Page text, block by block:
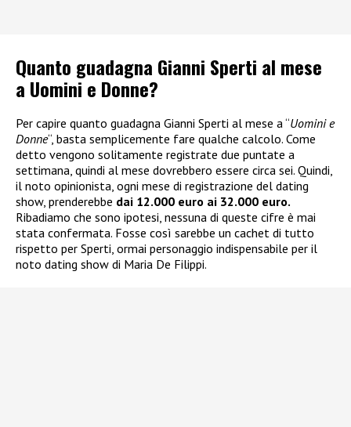
Quanto guadagna Gianni Sperti al mese
a Uomini e Donne?
Per capire quanto guadagna Gianni Sperti al mese a “Uomini e
Donne“, basta semplicemente fare qualche calcolo. Come
detto vengono solitamente registrate due puntate a
settimana, quindi al mese dovrebbero essere circa sei. Quindi,
il noto opinionista, ogni mese di registrazione del dating
show, prenderebbe dai 12.000 euro ai 32.000 euro.
Ribadiamo che sono ipotesi, nessuna di queste cifre è mai
stata confermata. Fosse così sarebbe un cachet di tutto
rispetto per Sperti, ormai personaggio indispensabile per il
noto dating show di Maria De Filippi.